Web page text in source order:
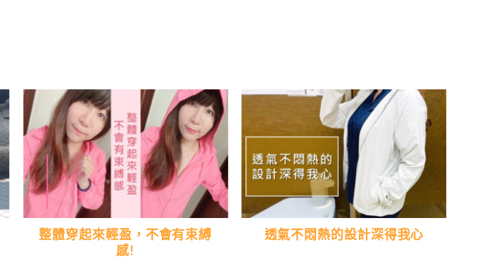
整體穿起來輕盈，不會有束縛
感!
透氣不悶熱的設計深得我心